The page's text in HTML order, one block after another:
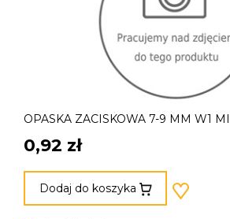
OPASKA ZACISKOWA 7-9 MM W1
0,92 zł
Dodaj do koszyka